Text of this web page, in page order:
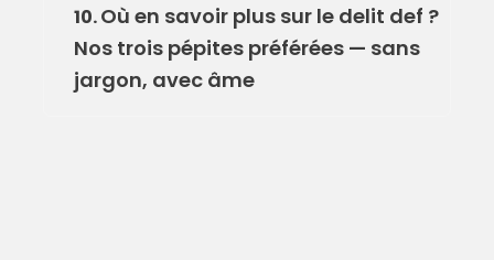
10.Où en savoir plus sur le delit def ?
Nos trois pépites préférées — sans
jargon, avec âme